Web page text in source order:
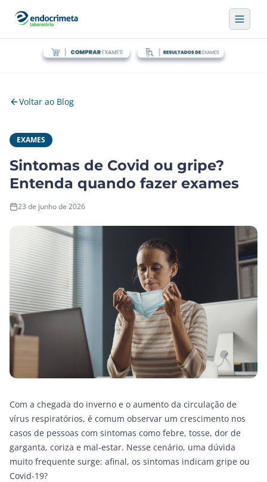
Voltar ao Blog
EXAMES
Sintomas de Covid ou gripe?
Entenda quando fazer exames
23 de junho de 2026
Com a chegada do inverno e o aumento da circulação de
vírus respiratórios, é comum observar um crescimento nos
casos de pessoas com sintomas como febre, tosse, dor de
garganta, coriza e mal-estar. Nesse cenário, uma dúvida
muito frequente surge: afinal, os sintomas indicam gripe ou
Covid-19?